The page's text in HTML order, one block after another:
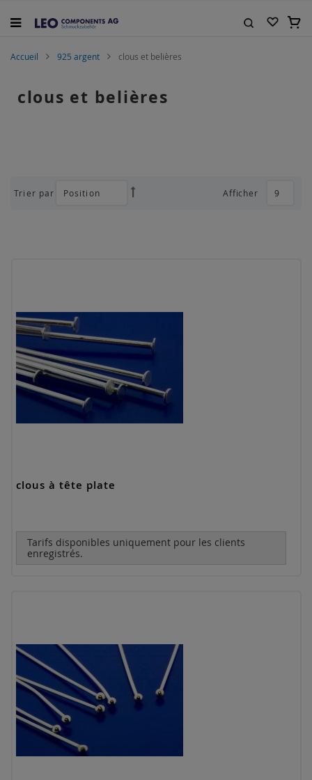
au
Mon
Accueil 925 argent clous et belières
clous et belières
Afficher
Trier par
Par
clous à tête plate
Tarifs disponibles uniquement pour les clients
enregistrés.